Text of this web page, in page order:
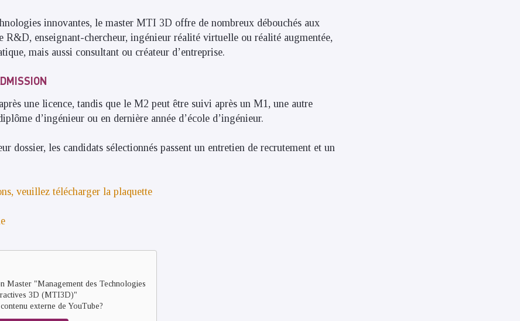
innovantes, le master MTI 3D offre de nombreux débouchés aux
R&D, enseignant-chercheur, ingénieur réalité virtuelle ou réalité augmentée,
mais aussi consultant ou créateur d’entreprise.
une licence, tandis que le M2 peut être suivi après un M1, une autre
d’ingénieur ou en dernière année d’école d’ingénieur.
dossier, les candidats sélectionnés passent un entretien de recrutement et un
veuillez télécharger la plaquette
Master "Management des Technologies
3D (MTI3D)"
externe de YouTube?